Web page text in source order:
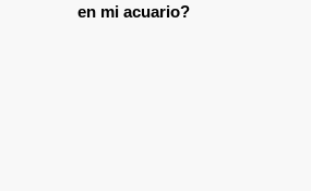
en mi acuario?